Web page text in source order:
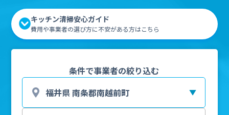
キッチン清掃安心ガイド
費用や事業者の選び方に不安がある方はこちら
条件で事業者の絞り込む